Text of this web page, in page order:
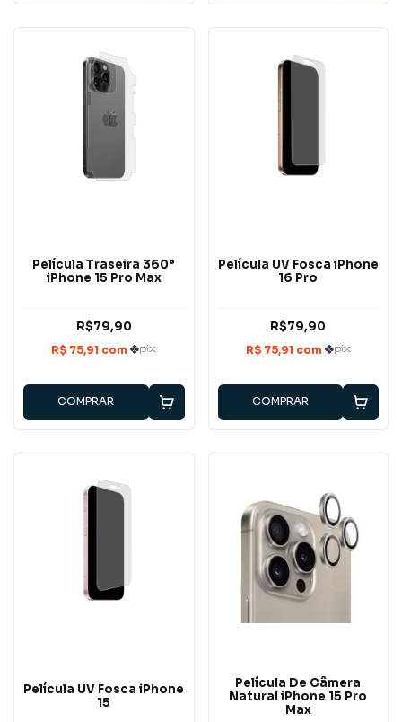
Película Traseira 360°
iPhone 15 Pro Max
R$79,90
COMPRAR
Película UV Fosca iPhone
16 Pro
R$79,90
COMPRAR
Película UV Fosca iPhone
15
Película De Câmera
Natural iPhone 15 Pro
Max